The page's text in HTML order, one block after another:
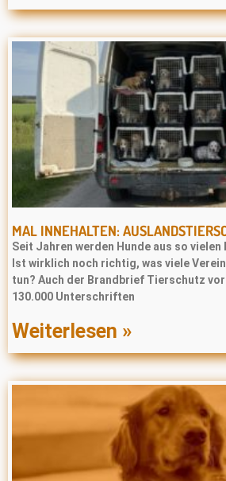
MAL INNEHALTEN:
Seit Jahren werden Hunde aus so
Ist wirklich noch richtig, was viele
tun? Auch der Brandbrief Tierschutz
130.000 Unterschriften
Weiterlesen »